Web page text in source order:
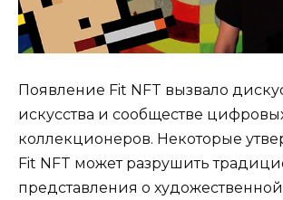
Появление Fit NFT вызвало
искусства и сообществе
коллекционеров. Некоторые
Fit NFT может разрушить
представления о